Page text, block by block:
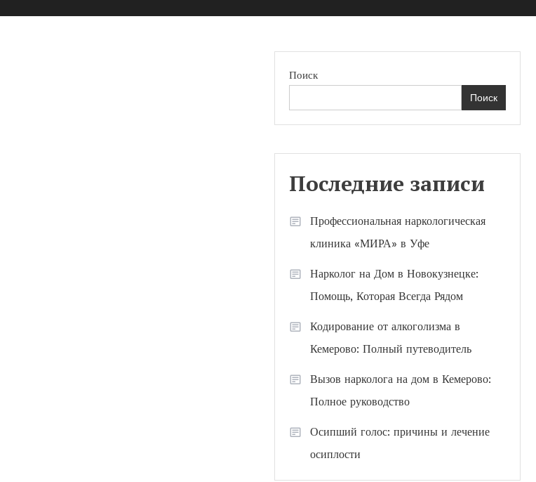
Поиск
Поиск
Последние записи
Профессиональная наркологическая
клиника «МИРА» в Уфе
Нарколог на Дом в Новокузнецке:
Помощь, Которая Всегда Рядом
Кодирование от алкоголизма в
Кемерово: Полный путеводитель
Вызов нарколога на дом в Кемерово:
Полное руководство
Осипший голос: причины и лечение
осиплости